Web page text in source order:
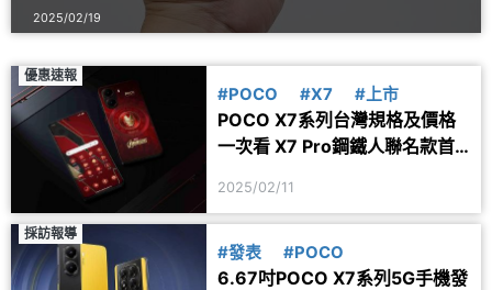
2025/02/19
優惠速報
#POCO #X7 #上市
POCO X7系列台灣規格及價格
一次看 X7 Pro鋼鐵人聯名款首
2025/02/11
採訪報導
#發表 #POCO
6.67吋POCO X7系列5G手機發